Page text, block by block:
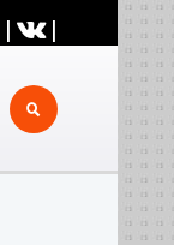
| |